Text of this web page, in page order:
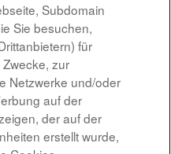
Ergebnisse1 – 15
Sie eine Benachrichtigung
erstellen
Subdomain
Sie besuchen,
für
zur
Netzwerke und/oder
auf der
der auf der
erstellt wurde,